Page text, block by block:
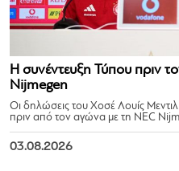
Η συνέντευξη Τύπου πριν
Nijmegen
Οι δηλώσεις του Χοσέ Λουίς
πριν από τον αγώνα με τη NEC
03.08.2026